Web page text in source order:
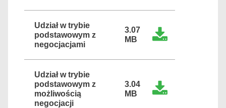
Udział w trybie
podstawowym z
negocjacjami
3.07
MB
Udział w trybie
podstawowym z
możliwością
negocjacji
3.04
MB